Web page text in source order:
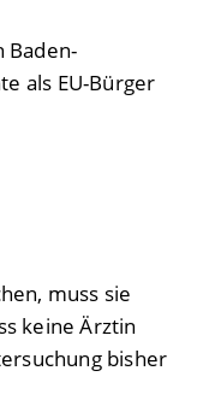
Baden-
als EU-Bürger
muss sie
keine Ärztin
bisher